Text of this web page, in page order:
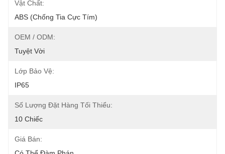
Vật Chất:
ABS (chống Tia Cực Tím)
OEM / ODM:
Tuyệt Vời
Lớp Bảo Vệ:
IP65
Số Lượng Đặt Hàng Tối Thiểu:
10 Chiếc
Giá Bán: